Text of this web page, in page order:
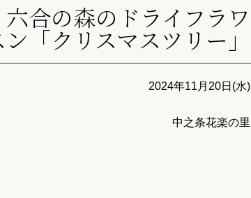
六合の森のドライフラワ
「クリスマスツリー」
2024年11月20日(水)
中之条花楽の里